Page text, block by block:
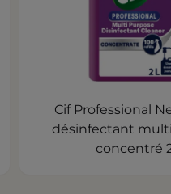
Cif Professional
désinfectant
concentré